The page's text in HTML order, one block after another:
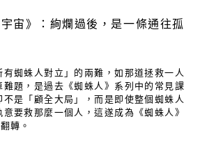
宙》：絢爛過後，是一條通往孤
蜘蛛人對立」的兩難，如那道拯救一人
題，是過去《蜘蛛人》系列中的常見課
是「顧全大局」，而是即使整個蜘蛛人
要救那麼一個人，這遂成為《蜘蛛人》
轉。